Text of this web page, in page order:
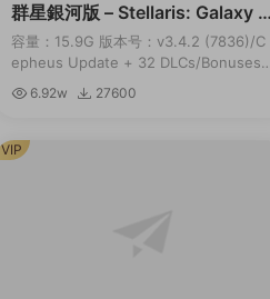
群星銀河版 – Stellaris: Galaxy E
dition
容量：15.9G 版本号：v3.4.2 (7836)/C
epheus Update + 32 DLCs/Bonuses
新增官中準備好展開您的旅程，在星際間
探索、...
6.92w 27600
VIP